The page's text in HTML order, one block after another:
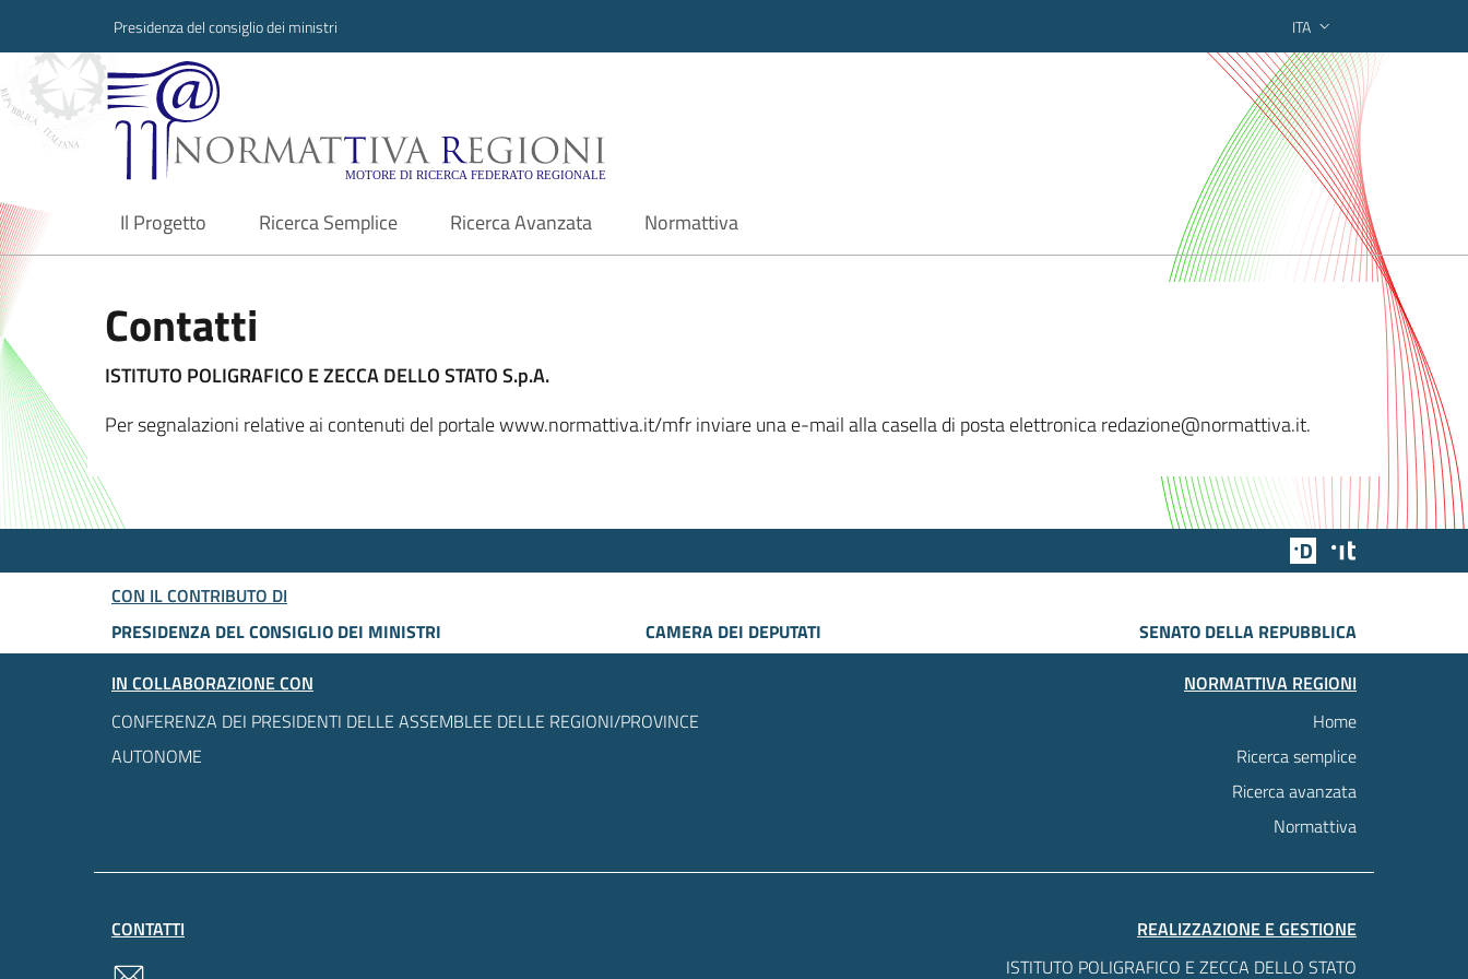
Presidenza del consiglio dei ministri ITA
Normattiva Regioni - Motore di ricerca federato regionale
Il Progetto
current Ricerca Semplice Ricerca Avanzata Normattiva
Contatti
ISTITUTO POLIGRAFICO E ZECCA DELLO STATO S.p.A.
Per segnalazioni relative ai contenuti del portale www.normattiva.it/mfr inviare una e-mail alla casella di posta elettronica redazione@normattiva.it.
Team Digitale
CON IL CONTRIBUTO DI
PRESIDENZA DEL CONSIGLIO DEI MINISTRI
CAMERA DEI DEPUTATI
SENATO DELLA REPUBBLICA
IN COLLABORAZIONE CON
CONFERENZA DEI PRESIDENTI DELLE ASSEMBLEE DELLE REGIONI/PROVINCE
AUTONOME
NORMATTIVA REGIONI
Home
Ricerca semplice
Ricerca avanzata
Normattiva
CONTATTI
REALIZZAZIONE E GESTIONE
ISTITUTO POLIGRAFICO E ZECCA DELLO STATO